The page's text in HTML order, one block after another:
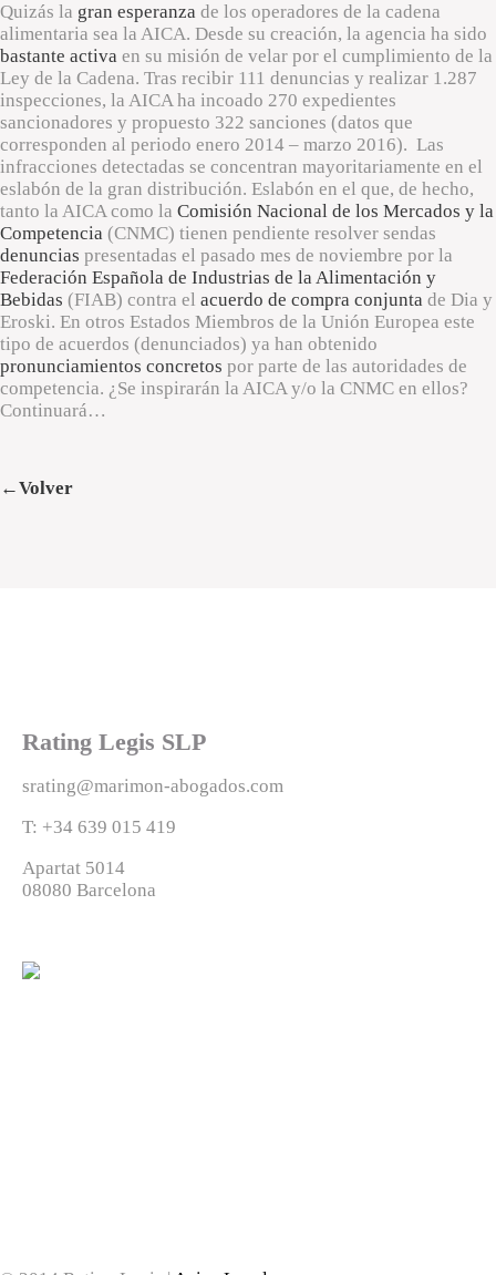
Quizás la gran esperanza de los operadores de la cadena
alimentaria sea la AICA. Desde su creación, la agencia ha sido
bastante activa en su misión de velar por el cumplimiento de la
Ley de la Cadena. Tras recibir 111 denuncias y realizar 1.287
inspecciones, la AICA ha incoado 270 expedientes
sancionadores y propuesto 322 sanciones (datos que
corresponden al periodo enero 2014 – marzo 2016). Las
infracciones detectadas se concentran mayoritariamente en el
eslabón de la gran distribución. Eslabón en el que, de hecho,
tanto la AICA como la Comisión Nacional de los Mercados y la
Competencia (CNMC) tienen pendiente resolver sendas
denuncias presentadas el pasado mes de noviembre por la
Federación Española de Industrias de la Alimentación y
Bebidas (FIAB) contra el acuerdo de compra conjunta de Dia y
Eroski. En otros Estados Miembros de la Unión Europea este
tipo de acuerdos (denunciados) ya han obtenido
pronunciamientos concretos por parte de las autoridades de
competencia. ¿Se inspirarán la AICA y/o la CNMC en ellos?
Continuará…
←Volver
Rating Legis SLP
srating@marimon-abogados.com
T: +34 639 015 419
Apartat 5014
08080 Barcelona